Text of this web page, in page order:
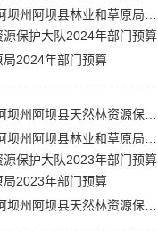
源保护大队2024年部门预算
局2024年部门预算
源保护大队2023年部门预算
局2023年部门预算